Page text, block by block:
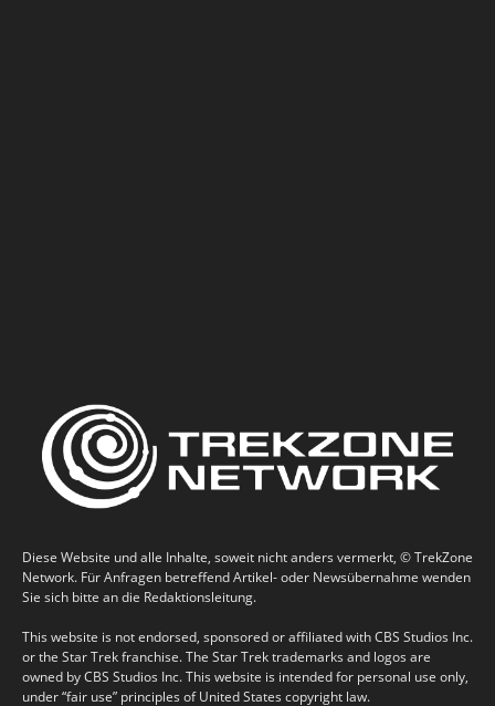
Diese Website und alle Inhalte, soweit nicht anders vermerkt, © TrekZone
Network. Für Anfragen betreffend Artikel- oder Newsübernahme wenden
Sie sich bitte an die Redaktionsleitung.
This website is not endorsed, sponsored or affiliated with CBS Studios Inc.
or the Star Trek franchise. The Star Trek trademarks and logos are
owned by CBS Studios Inc. This website is intended for personal use only,
under “fair use” principles of United States copyright law.